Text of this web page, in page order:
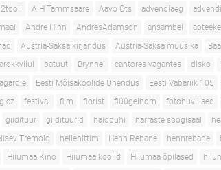
A H Tammsaare Aavo Ots advendiaeg
Andre Hinn AndresAdamson ansambel
Austria-Saksa kirjandus Austria-Saksa muusika
batuut Brynnel cantores vagantes disko
Eesti Mõisakoolide Ühendus Eesti Vabariik 105
festival film florist flüügelhorn fotohuvilised
giidituur giidituurid häidpühi härraste söögisaal
Tremolo hellenittim Henn Rebane hennrebane
Hiiumaa Kino Hiiumaa koolid Hiiumaa õpilased